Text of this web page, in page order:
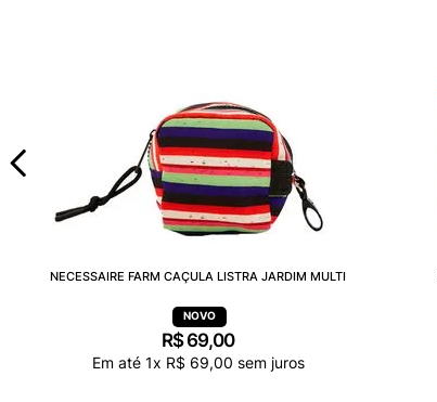
NECESSAIRE FARM CAÇULA LISTRA JARDIM MULTI
R$69,00
Em até 1x R$ 69,00 sem juros